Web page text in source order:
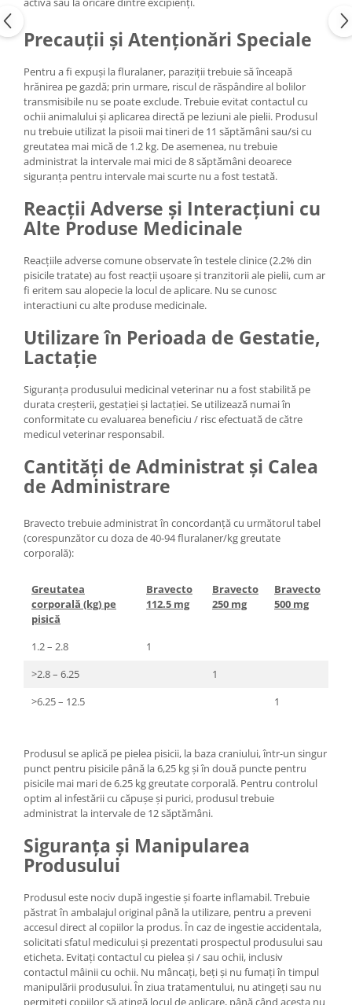
Precauții și Atenționări Speciale
Pentru a fi expuși la fluralaner, paraziții trebuie să înceapă
hrănirea pe gazdă; prin urmare, riscul de răspândire al bolilor
transmisibile nu se poate exclude. Trebuie evitat contactul cu
ochii animalului și aplicarea directă pe leziuni ale pielii. Produsul
nu trebuie utilizat la pisoii mai tineri de 11 săptămâni sau/si cu
greutatea mai mică de 1.2 kg. De asemenea, nu trebuie
administrat la intervale mai mici de 8 săptămâni deoarece
siguranța pentru intervale mai scurte nu a fost testată.
Reacții Adverse și Interacțiuni cu
Alte Produse Medicinale
Reacțiile adverse comune observate în testele clinice (2.2% din
pisicile tratate) au fost reacții ușoare și tranzitorii ale pielii, cum ar
fi eritem sau alopecie la locul de aplicare. Nu se cunosc
interactiuni cu alte produse medicinale.
Utilizare în Perioada de Gestatie,
Lactație
Siguranța produsului medicinal veterinar nu a fost stabilită pe
durata creșterii, gestației și lactației. Se utilizează numai în
conformitate cu evaluarea beneficiu / risc efectuată de către
medicul veterinar responsabil.
Cantități de Administrat și Calea
de Administrare
Bravecto trebuie administrat în concordanță cu următorul tabel
(corespunzător cu doza de 40-94 fluralaner/kg greutate
corporală):
Greutatea
corporală (kg) pe
pisică
Bravecto
112.5 mg
Bravecto
250 mg
Bravecto
500 mg
1.2 – 2.8
1
>2.8 – 6.25
1
>6.25 – 12.5
1
Produsul se aplică pe pielea pisicii, la baza craniului, într-un singur
punct pentru pisicile până la 6,25 kg și în două puncte pentru
pisicile mai mari de 6.25 kg greutate corporală. Pentru controlul
optim al infestării cu căpușe și purici, produsul trebuie
administrat la intervale de 12 săptămâni.
Siguranța și Manipularea
Produsului
Produsul este nociv după ingestie și foarte inflamabil. Trebuie
păstrat în ambalajul original până la utilizare, pentru a preveni
accesul direct al copiilor la produs. În caz de ingestie accidentala,
solicitati sfatul medicului și prezentati prospectul produsului sau
eticheta. Evitați contactul cu pielea și / sau ochii, inclusiv
contactul mâinii cu ochii. Nu mâncați, beți și nu fumați în timpul
manipulării produsului. În ziua tratamentului, nu atingeți sau nu
permiteți copiilor să atingă locul de aplicare, până când acesta nu